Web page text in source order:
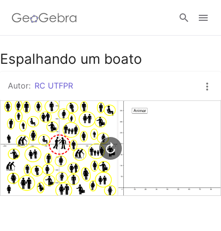
Google Classroom
Tarefa
Entrar no sistema
Espalhando um boato
Autor: RC UTFPR